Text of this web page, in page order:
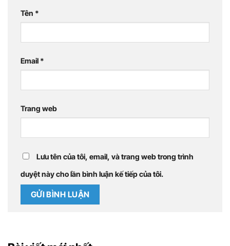
Tên *
Email *
Trang web
Lưu tên của tôi, email, và trang web trong trình
duyệt này cho lần bình luận kế tiếp của tôi.